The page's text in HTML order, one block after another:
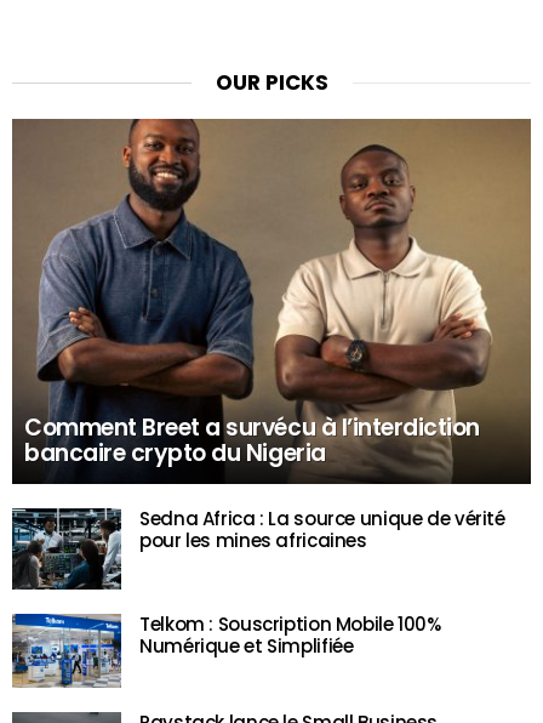
OUR PICKS
Comment Breet a survécu à l’interdiction
bancaire crypto du Nigeria
Sedna Africa : La source unique de vérité
pour les mines africaines
Telkom : Souscription Mobile 100%
Numérique et Simplifiée